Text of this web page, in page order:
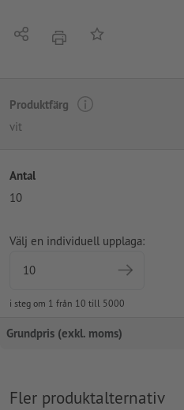
Dela erbjudandePå anteckningslistan
Produktfärg
vit
Antal
10
Välj en individuell upplaga:
i steg om 1 från 10 till 5000
Grundpris (exkl. moms)
Fler produktalternativ